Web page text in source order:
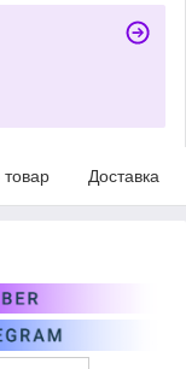
товар Доставка